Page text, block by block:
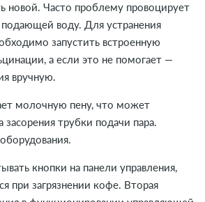
новой. Часто проблему провоцирует
подающей воду. Для устранения
запустить встроенную
а если это не помогает —
вручную.
молочную пену, что может
засорения трубки подачи пара.
кнопки на панели управления,
при загрязнении кофе. Вторая